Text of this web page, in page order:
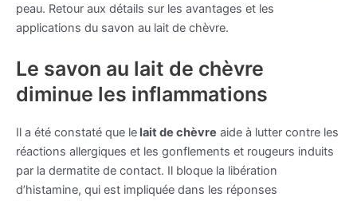
peau. Retour aux détails sur les avantages et les
applications du savon au lait de chèvre.
Le savon au lait de chèvre
diminue les inflammations
Il a été constaté que le lait de chèvre aide à lutter contre les
réactions allergiques et les gonflements et rougeurs induits
par la dermatite de contact. Il bloque la libération
d’histamine, qui est impliquée dans les réponses